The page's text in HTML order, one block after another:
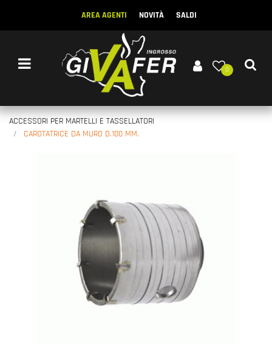
AREA AGENTI NOVITÀ SALDI
Open menu
0
ACCESSORI PER MARTELLI E TASSELLATORI
CAROTATRICE DA MURO D.100 MM.